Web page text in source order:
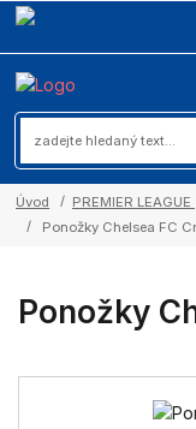
Úvod PREMIER LEAGUE
Ponožky Chelsea FC
Ponožky